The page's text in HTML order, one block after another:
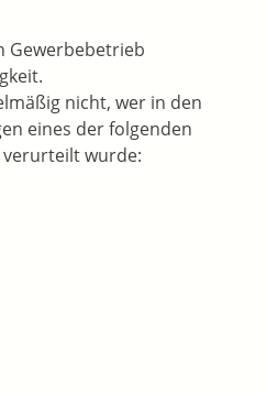
Gewerbebetrieb
nicht, wer in den
eines der folgenden
wurde: